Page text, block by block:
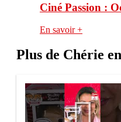
Ciné Passion :
En savoir +
Plus de Chérie